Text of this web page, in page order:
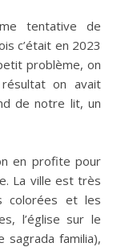
tentative de
c’était en 2023
problème, on
on avait
de notre lit, un
en profite pour
La ville est très
colorées et les
l’église sur le
sagrada familia),